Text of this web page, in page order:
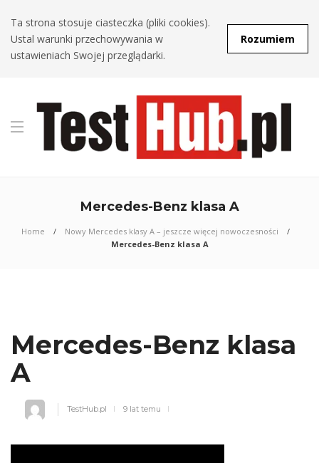
Ta strona stosuje ciasteczka (pliki cookies).
Ustal warunki przechowywania w
ustawieniach Swojej przeglądarki.
Rozumiem
Mercedes-Benz klasa A
Home
Nowy Mercedes klasy A – jeszcze więcej nowoczesności
Mercedes-Benz klasa A
Mercedes-Benz klasa
A
TestHub.pl 9 lat temu